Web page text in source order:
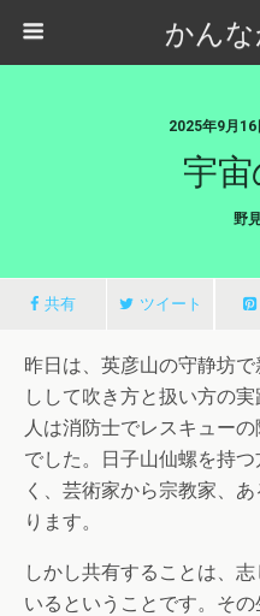
かん
2025年9月16
宇
野
共有 ツイート
昨日は、英彦山の守静坊
しして吹き方と扱い方の
人は消防士でレスキュー
でした。日子山仙螺を持
く、芸術家から宗教家、
ります。
しかし共有することは、
いるということです。そ